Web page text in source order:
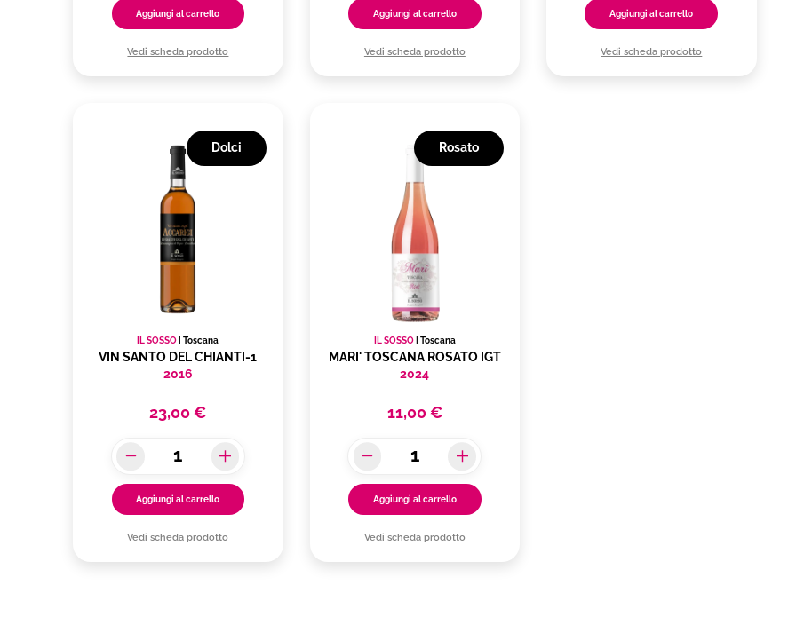
Aggiungi al carrello
Vedi scheda prodotto
Aggiungi al carrello
Vedi scheda prodotto
Aggiungi al carrello
Vedi scheda prodotto
Dolci
IL SOSSO |Toscana
VIN SANTO DEL CHIANTI-1
2016
23,00 €
Aggiungi al carrello
Vedi scheda prodotto
Rosato
IL SOSSO| Toscana
MARI' TOSCANA ROSATO IGT
2024
11,00 €
Aggiungi al carrello
Vedi scheda prodotto